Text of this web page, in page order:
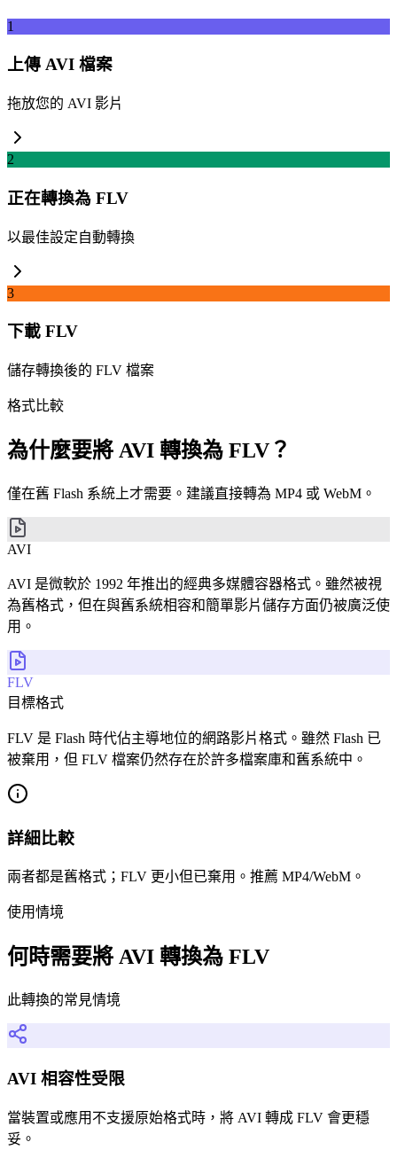
1
上傳 AVI 檔案
拖放您的 AVI 影片
2
正在轉換為 FLV
以最佳設定自動轉換
3
下載 FLV
儲存轉換後的 FLV 檔案
格式比較
為什麼要將 AVI 轉換為 FLV？
僅在舊 Flash 系統上才需要。建議直接轉為 MP4 或 WebM。
AVI
AVI 是微軟於 1992 年推出的經典多媒體容器格式。雖然被視
為舊格式，但在與舊系統相容和簡單影片儲存方面仍被廣泛使
用。
FLV
目標格式
FLV 是 Flash 時代佔主導地位的網路影片格式。雖然 Flash 已
被棄用，但 FLV 檔案仍然存在於許多檔案庫和舊系統中。
詳細比較
兩者都是舊格式；FLV 更小但已棄用。推薦 MP4/WebM。
使用情境
何時需要將 AVI 轉換為 FLV
此轉換的常見情境
AVI 相容性受限
當裝置或應用不支援原始格式時，將 AVI 轉成 FLV 會更穩
妥。